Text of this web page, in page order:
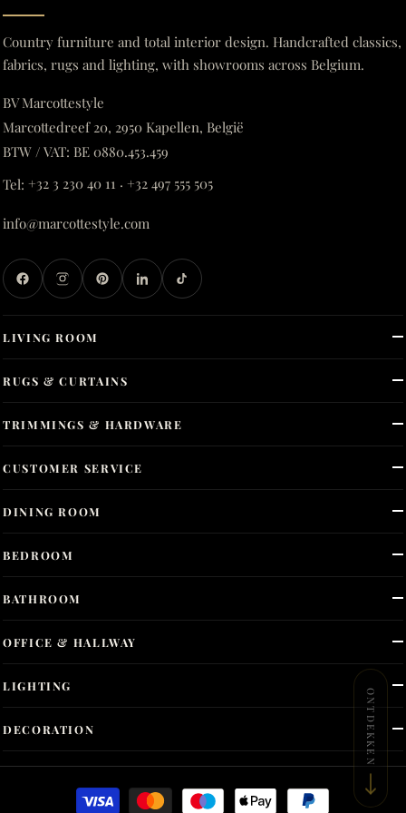
Country furniture and total interior design. Handcrafted classics,
fabrics, rugs and lighting, with showrooms across Belgium.
BV Marcottestyle
Marcottedreef 20, 2950 Kapellen, België
BTW / VAT: BE 0880.453.459
Tel: +32 3 230 40 11 · +32 497 555 505
info@marcottestyle.com
LIVING ROOM
DINING ROOM
BEDROOM
BATHROOM
OFFICE & HALLWAY
LIGHTING
DECORATION
RUGS & CURTAINS
TRIMMINGS & HARDWARE
CUSTOMER SERVICE
ONTDEKKEN